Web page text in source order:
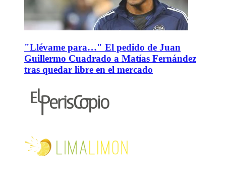
"Llévame para…" El pedido de Juan
Guillermo Cuadrado a Matías Fernández
tras quedar libre en el mercado